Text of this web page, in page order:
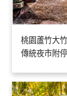
桃園蘆竹大
傳統夜市附